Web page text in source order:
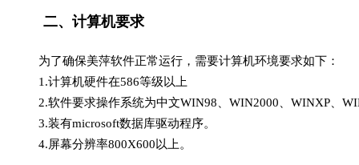
二、计算机要求
为了确保美萍软件正常运行，需要计算机环境要求如下：
1.计算机硬件在586等级以上
2.软件要求操作系统为中文WIN98、WIN2000、WINXP、
3.装有microsoft数据库驱动程序。
4.屏幕分辨率800X600以上。